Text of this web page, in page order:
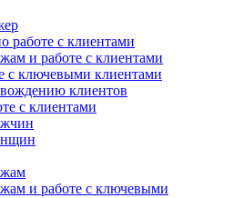
работе с клиентами
и работе с клиентами
с ключевыми клиентами
клиентов
с клиентами
и работе с ключевыми